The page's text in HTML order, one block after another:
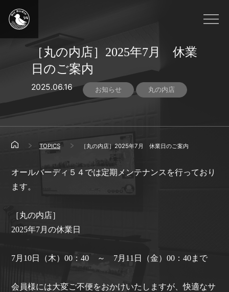
［丸の内店］2025年7月 休業
日のご案内
2025.06.16 お知らせ 丸の内店
TOPICS ［丸の内店］2025年7月 休業日のご案内
オールバーディ５４では定期メンテナンスを行っており
ます。
［丸の内店］
2025年7月の休業日
7月10日（木）00：40 ～ 7月11日（金）00：40まで
会員様には大変ご不便をおかけいたしますが、快適なサ